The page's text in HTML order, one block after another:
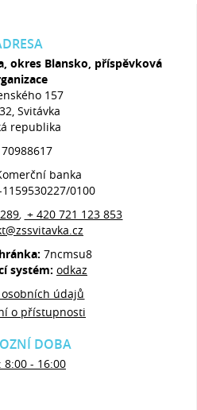
okres Blansko, příspěvková
157
Svitávka
republika
70988617
banka
1159530227/0100
, + 420 721 123 853
7ncmsu8
systém: odkaz
údajů
o přístupnosti
DOBA
8:00 - 16:00